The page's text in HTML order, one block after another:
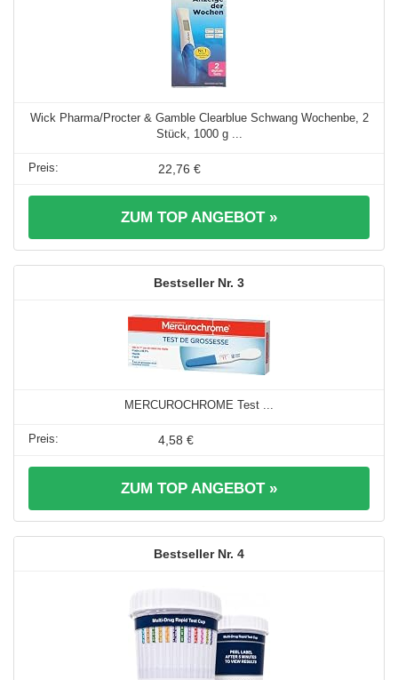
Wick Pharma/Procter & Gamble Clearblue Schwang Wochenbe, 2
Stück, 1000 g ...
22,76 €
ZUM TOP ANGEBOT »
3
MERCUROCHROME Test ...
4,58 €
ZUM TOP ANGEBOT »
4